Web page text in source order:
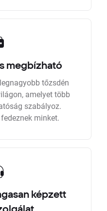
megbízható
tőzsdén
amelyet több
szabályoz.
minket.
képzett